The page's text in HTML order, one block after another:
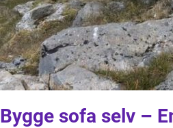
Bygge sofa selv –